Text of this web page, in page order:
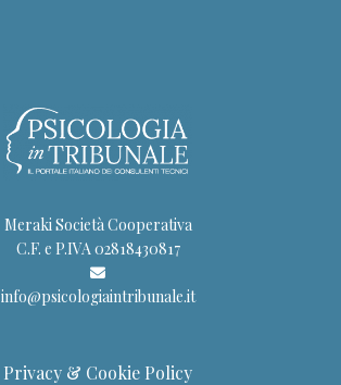
Meraki Società Cooperativa
C.F. e P.IVA 02818430817
info@psicologiaintribunale.it
Privacy & Cookie Policy